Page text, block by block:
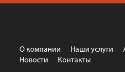
О компании Наши услуги
Новости
Контакты